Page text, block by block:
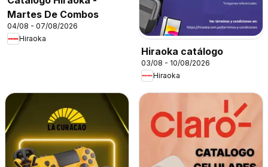
Martes De Combos
04/08 - 07/08/2026
Hiraoka
Hiraoka catálogo
03/08 - 10/08/2026
Hiraoka